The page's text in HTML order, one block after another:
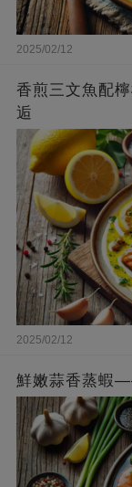
2025/02/12
香煎三文魚配
逅
2025/02/12
鮮嫩蒜香蒸蝦